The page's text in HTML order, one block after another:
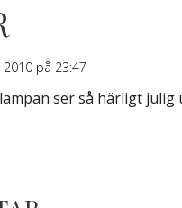
på 23:47
ser så härligt julig